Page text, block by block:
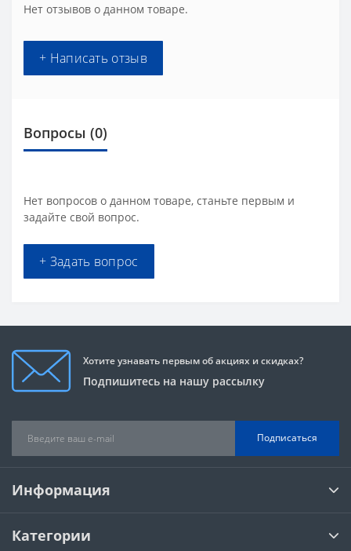
Нет отзывов о данном товаре.
+ Написать отзыв
Вопросы (0)
Нет вопросов о данном товаре, станьте первым и
задайте свой вопрос.
+ Задать вопрос
Хотите узнавать первым об акциях и скидках?
Подпишитесь на нашу рассылку
Подписаться
Информация
Категории